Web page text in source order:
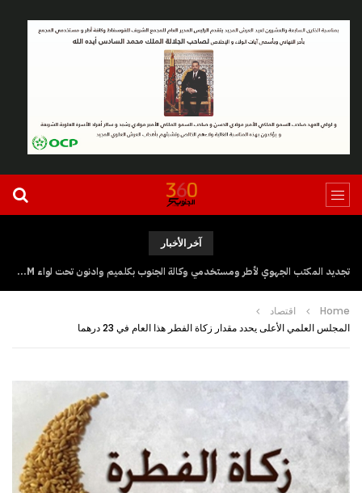
آخر الأخبار
تجديد المكتب الجهوي لأطر ومستخدمي وكالة الجنوب بكلميم وادنون تحت لواء UGTM
Home
اقتصاد
المجلس العلمي الأعلى يحدد مقدار زكاة الفطر هذا العام في 23 درهما